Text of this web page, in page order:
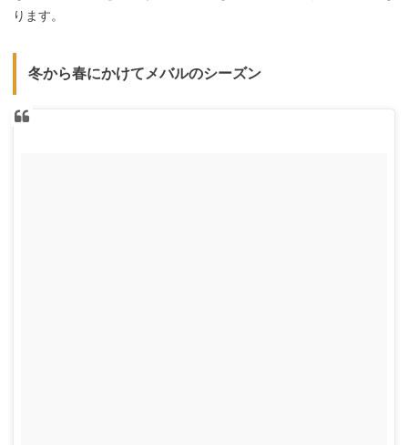
ります。
冬から春にかけてメバルのシーズン